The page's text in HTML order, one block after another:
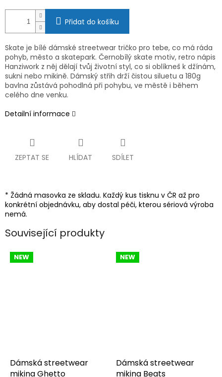
Přidat do košíku
Skate je bílé dámské streetwear tričko pro tebe, co má ráda
pohyb, město a skatepark. Černobílý skate motiv, retro nápis
Hanziwork z něj dělají tvůj životní styl, co si oblíkneš k džínám,
sukni nebo mikině. Dámský střih drží čistou siluetu a 180g
bavlna zůstává pohodlná při pohybu, ve městě i během
celého dne venku.
Detailní informace
ZEPTAT SE HLÍDAT SDÍLET
* Žádná masovka ze skladu. Každý kus tisknu v ČR až pro
konkrétní objednávku, aby dostal péči, kterou sériová výroba
nemá.
Související produkty
NEW
Dámská streetwear
mikina Ghetto
NEW
Dámská streetwear
mikina Beats